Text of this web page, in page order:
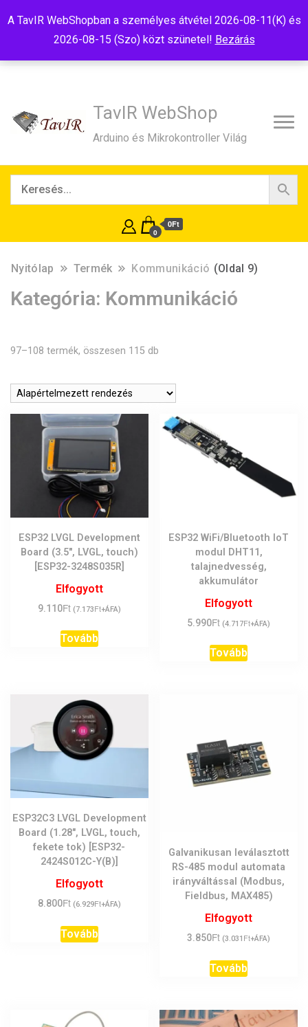
A TavIR WebShopban a személyes átvétel 2026-08-11(K) és
2026-08-15 (Szo) közt szünetel! Bezárás
TavIR WebShop
Arduino és Mikrokontroller Világ
0
0Ft
Nyitólap Termék Kommunikáció (Oldal 9)
Kategória: Kommunikáció
97–108 termék, összesen 115 db
ESP32 LVGL Development
Board (3.5″, LVGL, touch)
[ESP32-3248S035R]
Elfogyott
9.110Ft (7.173Ft+ÁFA)
Tovább
ESP32 WiFi/Bluetooth IoT
modul DHT11,
talajnedvesség,
akkumulátor
Elfogyott
5.990Ft (4.717Ft+ÁFA)
Tovább
ESP32C3 LVGL Development
Board (1.28″, LVGL, touch,
fekete tok) [ESP32-
2424S012C-Y(B)]
Elfogyott
8.800Ft (6.929Ft+ÁFA)
Tovább
Galvanikusan leválasztott
RS-485 modul automata
irányváltással (Modbus,
Fieldbus, MAX485)
Elfogyott
3.850Ft (3.031 Ft+ÁFA)
Tovább